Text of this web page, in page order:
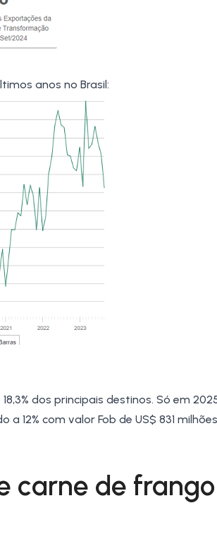
anos no Brasil:
dos principais destinos. Só em
a 12% com valor Fob de US$ 831
carne de